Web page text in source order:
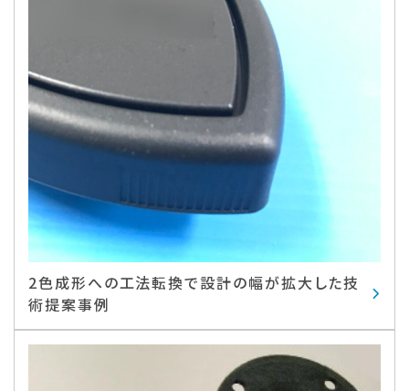
2色成形への工法転換で設計の幅が拡大した技
術提案事例